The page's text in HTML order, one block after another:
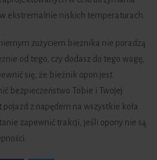
ekstremalnie niskich temperaturach.
zużyciem bieżnika nie poradzą
od tego, czy dodasz do tego wagę,
się, że bieżnik opon jest
bezpieczeństwo Tobie i Twojej
z napędem na wszystkie koła
zapewnić trakcji, jeśli opony nie są